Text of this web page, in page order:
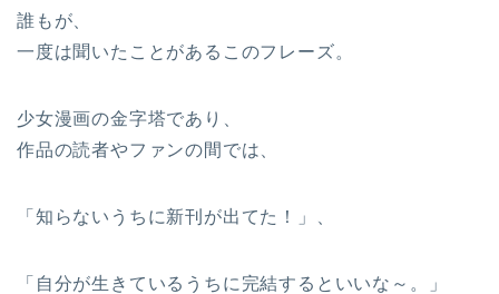
誰もが、
一度は聞いたことがあるこのフレーズ。
少女漫画の金字塔であり、
作品の読者やファンの間では、
「知らないうちに新刊が出てた！」、
「自分が生きているうちに完結するといいな～。」